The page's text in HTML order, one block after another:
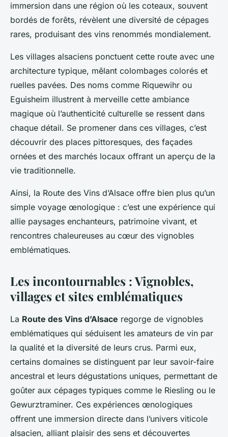
immersion dans une région où les coteaux, souvent
bordés de forêts, révèlent une diversité de cépages
rares, produisant des vins renommés mondialement.
Les villages alsaciens ponctuent cette route avec une
architecture typique, mêlant colombages colorés et
ruelles pavées. Des noms comme Riquewihr ou
Eguisheim illustrent à merveille cette ambiance
magique où l’authenticité culturelle se ressent dans
chaque détail. Se promener dans ces villages, c’est
découvrir des places pittoresques, des façades
ornées et des marchés locaux offrant un aperçu de la
vie traditionnelle.
Ainsi, la Route des Vins d’Alsace offre bien plus qu’un
simple voyage œnologique : c’est une expérience qui
allie paysages enchanteurs, patrimoine vivant, et
rencontres chaleureuses au cœur des vignobles
emblématiques.
Les incontournables : Vignobles,
villages et sites emblématiques
La Route des Vins d’Alsace regorge de vignobles
emblématiques qui séduisent les amateurs de vin par
la qualité et la diversité de leurs crus. Parmi eux,
certains domaines se distinguent par leur savoir-faire
ancestral et leurs dégustations uniques, permettant de
goûter aux cépages typiques comme le Riesling ou le
Gewurztraminer. Ces expériences œnologiques
offrent une immersion directe dans l’univers viticole
alsacien, alliant plaisir des sens et découvertes